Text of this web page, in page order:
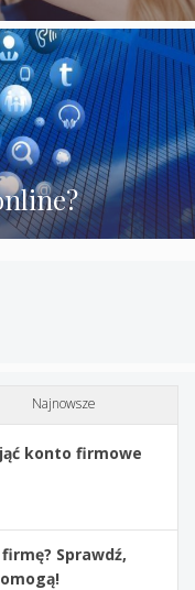
Najnowsze
konto firmowe
firmę? Sprawdź,